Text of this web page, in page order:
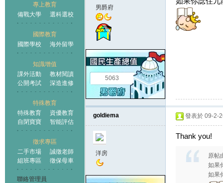
專上教育
備戰大學
選科選校
國際教育
國際學校
海外留學
知識增值
課外活動
教材閱讀
公開考試
深造進修
特殊教育
特殊教育
資優教育
自閉寶寶
智能評估
徵求專區
二手市場
誠徵老師
組班專區
徵保母車
聯絡管理員
男爵府
5063
goldiema
洋房
發表於 09-2-
Thank you!
原帖
如果
如果